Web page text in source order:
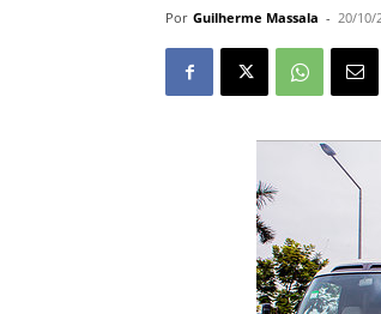
Por Guilherme Massala - 20/10/